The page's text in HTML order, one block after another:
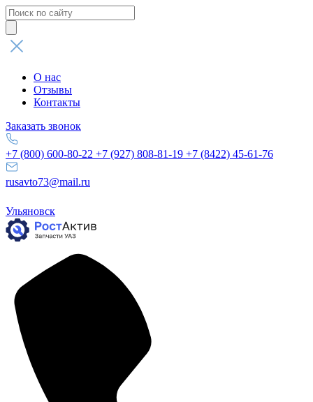
Поиск
товаров
О нас
Отзывы
Контакты
Заказать звонок
+7 (800) 600-80-22 +7 (927) 808-81-19 +7 (8422) 45-61-76
rusavto73@mail.ru
Ульяновск